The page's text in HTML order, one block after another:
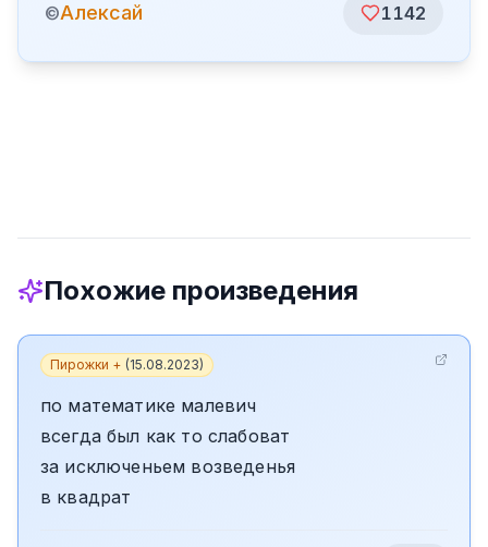
©Алексай 1142
Похожие произведения
Пирожки + (15.08.2023)
по математике малевич
всегда был как то слабоват
за исключеньем возведенья
в квадрат